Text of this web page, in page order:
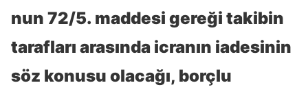
nun 72/5. maddesi gereği takibin
tarafları arasında icranın iadesinin
söz konusu olacağı, borçlu